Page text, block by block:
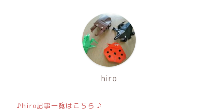
hiro
♪hiro記事一覧はこちら ♪